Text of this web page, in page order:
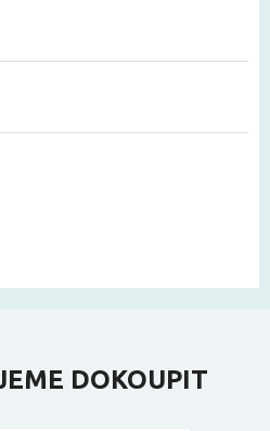
DOKOUPIT